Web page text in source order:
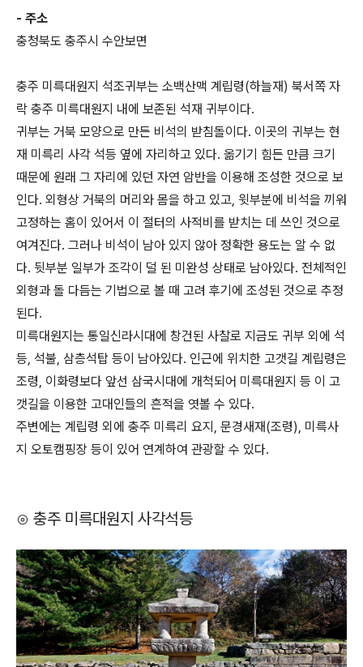
- 주소
충청북도 충주시 수안보면
충주 미륵대원지 석조귀부는 소백산맥 계립령(하늘재) 북서쪽 자
락 충주 미륵대원지 내에 보존된 석재 귀부이다.
귀부는 거북 모양으로 만든 비석의 받침돌이다. 이곳의 귀부는 현
재 미륵리 사각 석등 옆에 자리하고 있다. 옮기기 힘든 만큼 크기
때문에 원래 그 자리에 있던 자연 암반을 이용해 조성한 것으로 보
인다. 외형상 거북의 머리와 몸을 하고 있고, 윗부분에 비석을 끼워
고정하는 홈이 있어서 이 절터의 사적비를 받치는 데 쓰인 것으로
여겨진다. 그러나 비석이 남아 있지 않아 정확한 용도는 알 수 없
다. 뒷부분 일부가 조각이 덜 된 미완성 상태로 남아있다. 전체적인
외형과 돌 다듬는 기법으로 볼 때 고려 후기에 조성된 것으로 추정
된다.
미륵대원지는 통일신라시대에 창건된 사찰로 지금도 귀부 외에 석
등, 석불, 삼층석탑 등이 남아있다. 인근에 위치한 고갯길 계립령은
조령, 이화령보다 앞선 삼국시대에 개척되어 미륵대원지 등 이 고
갯길을 이용한 고대인들의 흔적을 엿볼 수 있다.
주변에는 계립령 외에 충주 미륵리 요지, 문경새재(조령), 미륵사
지 오토캠핑장 등이 있어 연계하여 관광할 수 있다.
⊙ 충주 미륵대원지 사각석등